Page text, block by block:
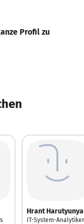
Profil zu
Hrant
IT-System-Analytiker